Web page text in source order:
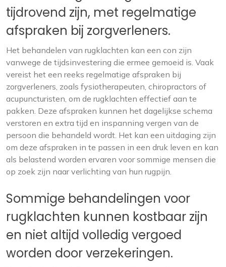
tijdrovend zijn, met regelmatige
afspraken bij zorgverleners.
Het behandelen van rugklachten kan een con zijn
vanwege de tijdsinvestering die ermee gemoeid is. Vaak
vereist het een reeks regelmatige afspraken bij
zorgverleners, zoals fysiotherapeuten, chiropractors of
acupuncturisten, om de rugklachten effectief aan te
pakken. Deze afspraken kunnen het dagelijkse schema
verstoren en extra tijd en inspanning vergen van de
persoon die behandeld wordt. Het kan een uitdaging zijn
om deze afspraken in te passen in een druk leven en kan
als belastend worden ervaren voor sommige mensen die
op zoek zijn naar verlichting van hun rugpijn.
Sommige behandelingen voor
rugklachten kunnen kostbaar zijn
en niet altijd volledig vergoed
worden door verzekeringen.